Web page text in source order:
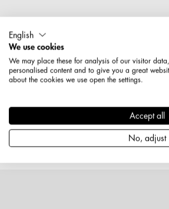
Home
English
We use cookies
We may place these for analysis of our visitor
personalised content and to give you a great
about the cookies we use open the settings.
Accept all
No, adjust